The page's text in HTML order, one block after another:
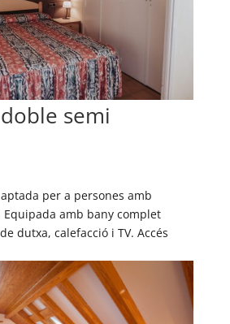
semi
per a persones amb
amb bany complet
dutxa, calefacció i TV. Accés